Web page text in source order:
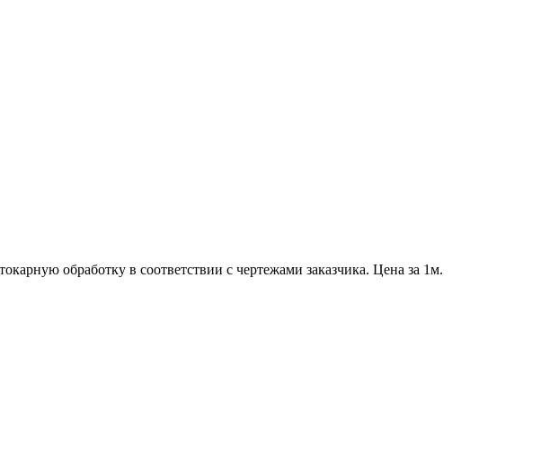
обработку в соответствии с чертежами заказчика. Цена за 1м.